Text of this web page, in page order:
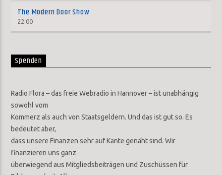
The Modern Door Show
22:00
Spenden
Radio Flora – das freie Webradio in Hannover – ist unabhängig
sowohl vom
Kommerz als auch von Staatsgeldern. Und das ist gut so. Es
bedeutet aber,
dass unsere Finanzen sehr auf Kante genäht sind. Wir
finanzieren uns ganz
überwiegend aus Mitgliedsbeiträgen und Zuschüssen für